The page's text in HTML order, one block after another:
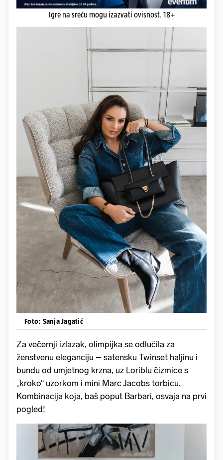
Igre na sreću mogu izazvati ovisnost. 18+
Foto: Sanja Jagatić
Za večernji izlazak, olimpijka se odlučila za
ženstvenu eleganciju – satensku Twinset haljinu i
bundu od umjetnog krzna, uz Loriblu čizmice s
„kroko“ uzorkom i mini Marc Jacobs torbicu.
Kombinacija koja, baš poput Barbari, osvaja na prvi
pogled!